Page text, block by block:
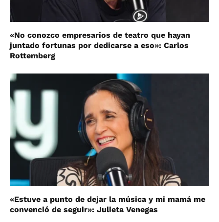
«No conozco empresarios de teatro que hayan
juntado fortunas por dedicarse a eso»: Carlos
Rottemberg
«Estuve a punto de dejar la música y mi mamá me
convenció de seguir»: Julieta Venegas